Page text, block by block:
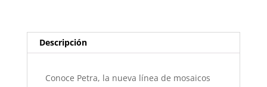
Descripción
Conoce Petra, la nueva línea de mosaicos